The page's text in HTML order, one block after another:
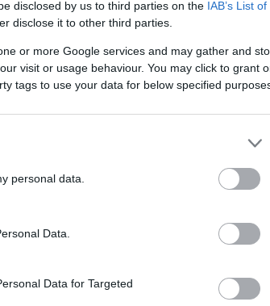
disclosed by us to third parties on the IAB’s List of
disclose it to other third parties.
or more Google services and may gather and
visit or usage behaviour. You may click to grant
tags to use your data for below specified
personal data.
Data.
Data for Targeted
-on.
lép majd fel,
még élőben a
Facundo Gambandét
(Camila), Samuel
Pascquarellit
egy kilenctagú,
kísér lenyűgöző
technikai elemekkel
LED képernyővel,
Pure Ákos
Alföldi Róbert
Amadinda
Anaheimben
Le Notre
Anna Kendrick
Anthony
Apropó
László
Pálmarsson
Attack aste.
Claudia Az
éjszakám a